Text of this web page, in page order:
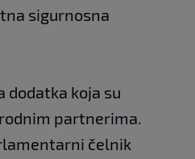
sigurnosna
dodatka koja su
partnerima.
čelnik